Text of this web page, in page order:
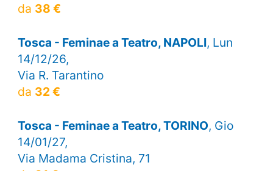
da 38 €
Tosca - Feminae a Teatro, NAPOLI, Lun
14/12/26,
Via R. Tarantino
da 32 €
Tosca - Feminae a Teatro, TORINO, Gio
14/01/27,
Via Madama Cristina, 71